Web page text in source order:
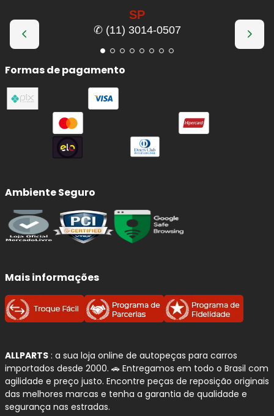
SP
✆ (11) 3014-0507
Formas de pagamento
Ambiente Seguro
Mais informações
ALLPARTS : a sua loja online de autopeças para carros
importados desde 2000. 🚗 Entregamos em todo o Brasil com
agilidade e preço justo. Encontre peças de reposição originais
das melhores marcas e tenha a garantia de qualidade e
segurança nas estradas.